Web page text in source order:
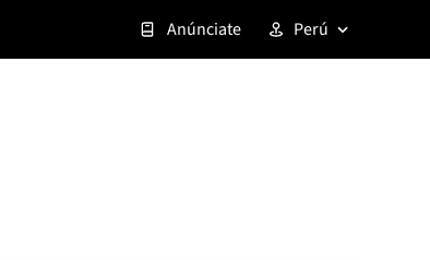
Anúnciate Perú